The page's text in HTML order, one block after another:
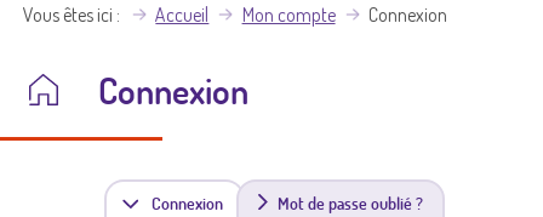
Vous êtes ici Accueil Mon compte Connexion
Connexion
Connexion(
Mot de passe oublié ?